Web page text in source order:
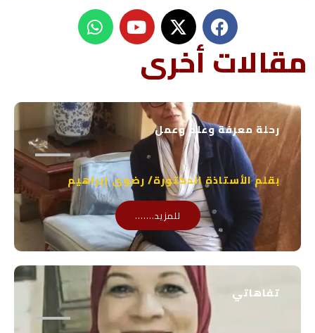
u
t
b
e
W
h
a
t
a
p
p
مقالات أخرى
رحلة معرفة وعلم وعمل
بقلم الأستاذة الدكتورة/ رضوى إبراهيم
للمزيد.......
تفاهاتي